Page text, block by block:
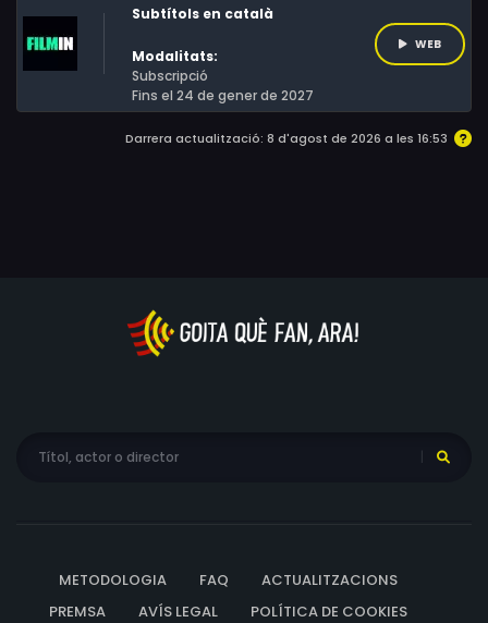
Subtítols en català
Modalitats:
Subscripció
Fins el 24 de gener de 2027
WEB
Darrera actualització: 8 d'agost de 2026 a les 16:53
METODOLOGIA FAQ
ACTUALITZACIONS
PREMSA
AVÍS LEGAL POLÍTICA DE COOKIES